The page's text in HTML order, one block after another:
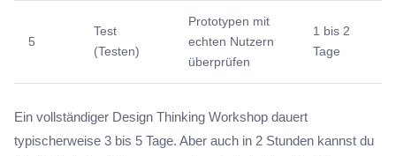
5
Test
(Testen)
Prototypen mit
echten Nutzern
überprüfen
1 bis 2
Tage
Ein vollständiger Design Thinking Workshop dauert
typischerweise 3 bis 5 Tage. Aber auch in 2 Stunden kannst du